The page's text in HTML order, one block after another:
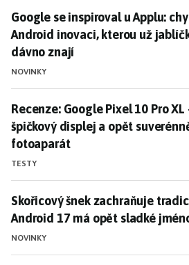
Google se inspiroval u Applu:
Google se inspiroval u Applu:
Android inovaci, kterou už
dávno znají
NOVINKY
Recenze: Google Pixel 10 Pro
Recenze: Google Pixel 10 Pro XL
špičkový displej a opět
fotoaparát
TESTY
Skořicový šnek zachraňuje
Skořicový šnek zachraňuje
Android 17 má opět sladké
NOVINKY